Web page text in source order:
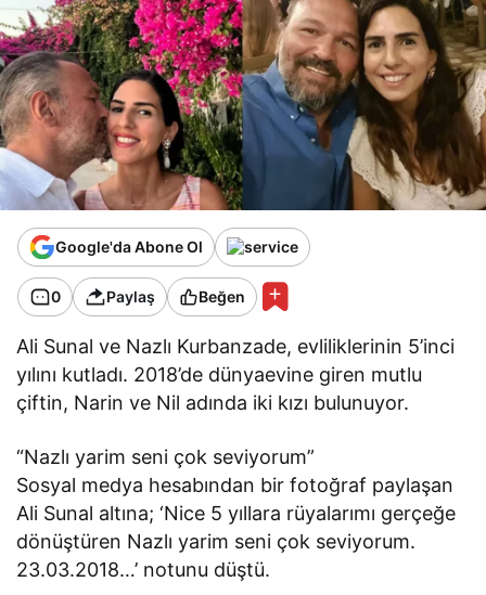
Google'da Abone Ol
0 Paylaş Beğen
Ali Sunal ve Nazlı Kurbanzade, evliliklerinin 5’inci
yılını kutladı. 2018’de dünyaevine giren mutlu
çiftin, Narin ve Nil adında iki kızı bulunuyor.
“Nazlı yarim seni çok seviyorum”
Sosyal medya hesabından bir fotoğraf paylaşan
Ali Sunal altına; ‘Nice 5 yıllara rüyalarımı gerçeğe
dönüştüren Nazlı yarim seni çok seviyorum.
23.03.2018…’ notunu düştü.